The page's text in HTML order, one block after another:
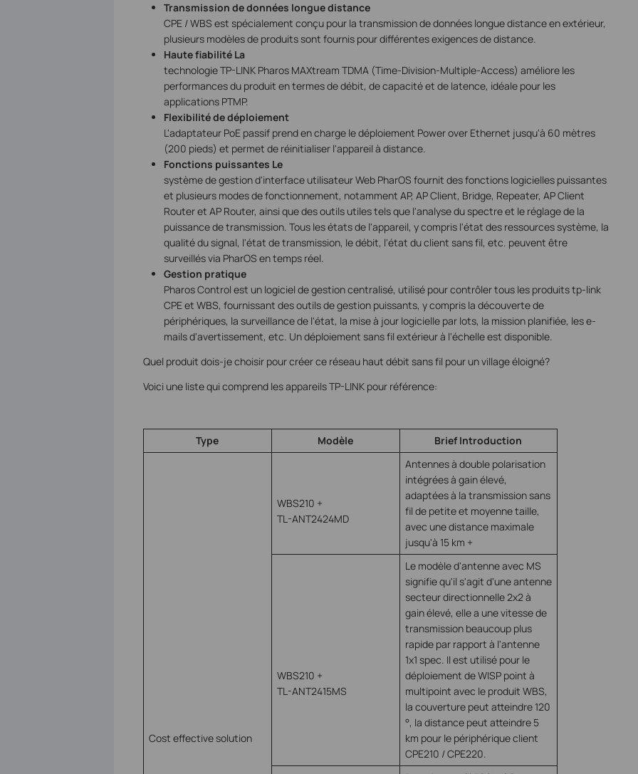
Transmission de données longue distance
CPE / WBS est spécialement conçu pour la transmission de données longue distance en extérieur,
plusieurs modèles de produits sont fournis pour différentes exigences de distance.
Haute fiabilité La
technologie TP-LINK Pharos MAXtream TDMA (Time-Division-Multiple-Access) améliore les
performances du produit en termes de débit, de capacité et de latence, idéale pour les
applications PTMP.
Flexibilité de déploiement
L'adaptateur PoE passif prend en charge le déploiement Power over Ethernet jusqu'à 60 mètres
(200 pieds) et permet de réinitialiser l'appareil à distance.
Fonctions puissantes Le
système de gestion d'interface utilisateur Web PharOS fournit des fonctions logicielles puissantes
et plusieurs modes de fonctionnement, notamment AP, AP Client, Bridge, Repeater, AP Client
Router et AP Router, ainsi que des outils utiles tels que l'analyse du spectre et le réglage de la
puissance de transmission. Tous les états de l'appareil, y compris l'état des ressources système, la
qualité du signal, l'état de transmission, le débit, l'état du client sans fil, etc. peuvent être
surveillés via PharOS en temps réel.
Gestion pratique
Pharos Control est un logiciel de gestion centralisé, utilisé pour contrôler tous les produits tp-link
CPE et WBS, fournissant des outils de gestion puissants, y compris la découverte de
périphériques, la surveillance de l'état, la mise à jour logicielle par lots, la mission planifiée, les e-
mails d'avertissement, etc. Un déploiement sans fil extérieur à l'échelle est disponible.
Quel produit dois-je choisir pour créer ce réseau haut débit sans fil pour un village éloigné?
Voici une liste qui comprend les appareils TP-LINK pour référence:
Type Modèle Brief Introduction
Cost effective solution
WBS210 +
TL-ANT2424MD
Antennes à double polarisation
intégrées à gain élevé,
adaptées à la transmission sans
fil de petite et moyenne taille,
avec une distance maximale
jusqu'à 15 km +
WBS210 +
TL-ANT2415MS
Le modèle d'antenne avec MS
signifie qu'il s'agit d'une antenne
secteur directionnelle 2x2 à
gain élevé, elle a une vitesse de
transmission beaucoup plus
rapide par rapport à l'antenne
1x1 spec. Il est utilisé pour le
déploiement de WISP point à
multipoint avec le produit WBS,
la couverture peut atteindre 120
°, la distance peut atteindre 5
km pour le périphérique client
CPE210 / CPE220.